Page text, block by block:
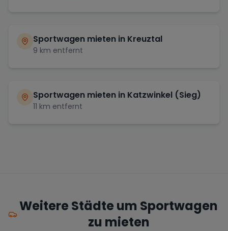
Sportwagen mieten in Kreuztal
9 km entfernt
Sportwagen mieten in Katzwinkel (Sieg)
11 km entfernt
Weitere Städte um Sportwagen
zu mieten